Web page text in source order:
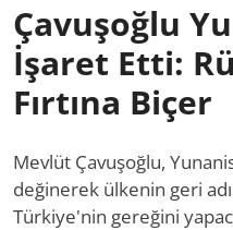
Çavuşoğlu
İşaret Etti:
Fırtına Biçer
Mevlüt Çavuşoğlu,
değinerek ülkenin geri
Türkiye'nin gereğini